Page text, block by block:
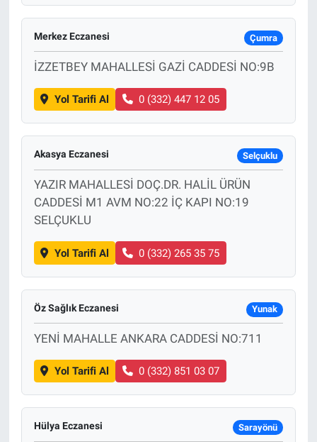
Merkez Eczanesi Çumra
İZZETBEY MAHALLESİ GAZİ CADDESİ NO:9B
Yol Tarifi Al 0 (332) 447 12 05
Akasya Eczanesi Selçuklu
YAZIR MAHALLESİ DOÇ.DR. HALİL ÜRÜN
CADDESİ M1 AVM NO:22 İÇ KAPI NO:19
SELÇUKLU
Yol Tarifi Al 0 (332) 265 35 75
Öz Sağlık Eczanesi Yunak
YENİ MAHALLE ANKARA CADDESİ NO:711
Yol Tarifi Al 0 (332) 851 03 07
Hülya Eczanesi Sarayönü